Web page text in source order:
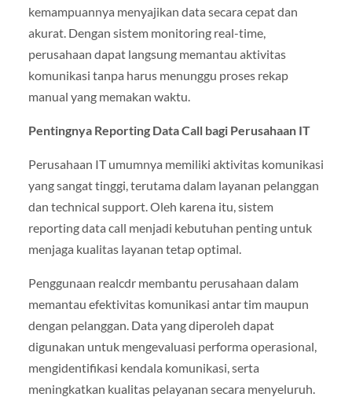
kemampuannya menyajikan data secara cepat dan
akurat. Dengan sistem monitoring real-time,
perusahaan dapat langsung memantau aktivitas
komunikasi tanpa harus menunggu proses rekap
manual yang memakan waktu.
Pentingnya Reporting Data Call bagi Perusahaan IT
Perusahaan IT umumnya memiliki aktivitas komunikasi
yang sangat tinggi, terutama dalam layanan pelanggan
dan technical support. Oleh karena itu, sistem
reporting data call menjadi kebutuhan penting untuk
menjaga kualitas layanan tetap optimal.
Penggunaan realcdr membantu perusahaan dalam
memantau efektivitas komunikasi antar tim maupun
dengan pelanggan. Data yang diperoleh dapat
digunakan untuk mengevaluasi performa operasional,
mengidentifikasi kendala komunikasi, serta
meningkatkan kualitas pelayanan secara menyeluruh.